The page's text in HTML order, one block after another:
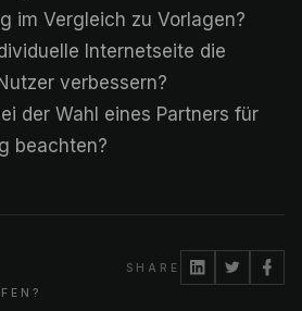
im Vergleich zu Vorlagen?
Internetseite die
verbessern?
der Wahl eines Partners für
beachten?
SHARE